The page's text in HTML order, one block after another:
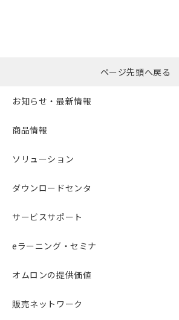
ページ先頭へ戻る
お知らせ・最新情報
商品情報
ソリューション
ダウンロードセンタ
サービスサポート
eラーニング・セミナ
オムロンの提供価値
販売ネットワーク